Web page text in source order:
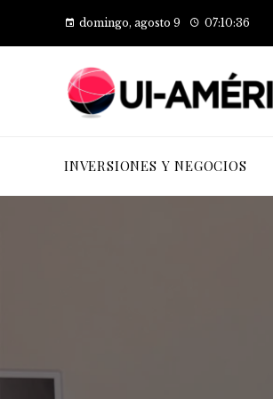
domingo, agosto 9 07:10:37
INVERSIONES Y NEGOCIOS